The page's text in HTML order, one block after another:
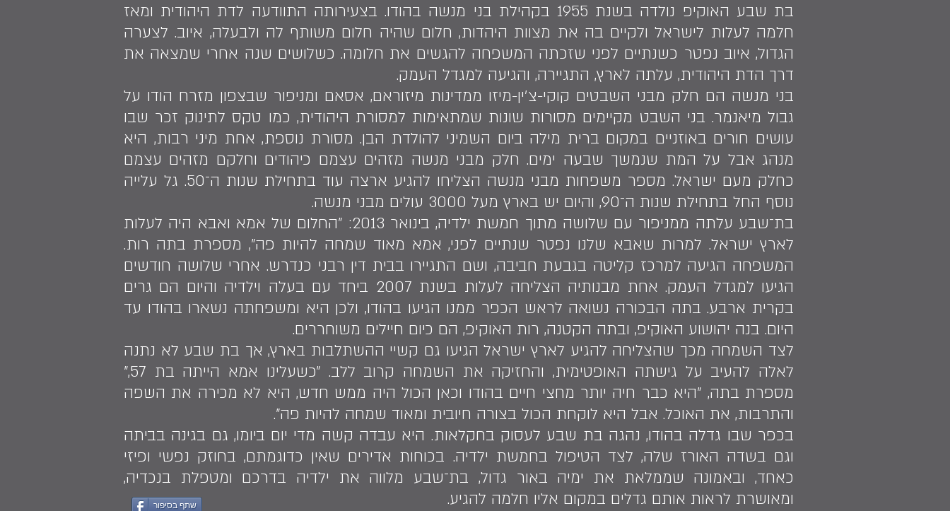
בת שבע האוקיפ נולדה בשנת 1955 בקהילת בני מנשה בהודו. בצעירותה התוודעה לדת היהודית ומאז
חלמה לעלות לישראל ולקיים בה את מצוות היהדות, חלום שהיה חלום משותף לה ולבעלה, איוב. לצערה
הגדול, איוב נפטר כשנתיים לפני שזכתה המשפחה להגשים את חלומה. כשלושים שנה אחרי שמצאה את
דרך הדת היהודית, עלתה לארץ, התגיירה, והגיעה למגדל העמק.
בני מנשה הם חלק מבני השבטים קוקי-צ׳ין-מיזו ממדינות מיזוראם, אסאם ומניפור שבצפון מזרח הודו על
גבול מיאנמר. בני השבט מקיימים מסורות שונות שמתאימות למסורת היהודית, כמו טקס לתינוק זכר שבו
עושים חורים באוזניים במקום ברית מילה ביום השמיני להולדת הבן. מסורת נוספת, אחת מיני רבות, היא
מנהג אבל על המת שנמשך שבעה ימים. חלק מבני מנשה מזהים עצמם כיהודים וחלקם מזהים עצמם
כחלק מעם ישראל. מספר משפחות מבני מנשה הצליחו להגיע ארצה עוד בתחילת שנות ה־50. גל עלייה
נוסף החל בתחילת שנות ה־90, והיום יש בארץ מעל 3000 עולים מבני מנשה.
בת־שבע עלתה ממניפור עם שלושה מתוך חמשת ילדיה, בינואר 2013: ״החלום של אמא ואבא היה לעלות
לארץ ישראל. למרות שאבא שלנו נפטר שנתיים לפני, אמא מאוד שמחה להיות פה״, מספרת בתה רות.
המשפחה הגיעה למרכז קליטה בגבעת חביבה, ושם התגיירו בבית דין רבני כנדרש. אחרי שלושה חודשים
הגיעו למגדל העמק. אחת מבנותיה הצליחה לעלות בשנת 2007 ביחד עם בעלה וילדיה והיום הם גרים
בקרית ארבע. בתה הבכורה נשואה לראש הכפר ממנו הגיעו בהודו, ולכן היא ומשפחתה נשארו בהודו עד
היום. בנה יהושוע האוקיפ, ובתה הקטנה, רות האוקיפ, הם כיום חיילים משוחררים.
לצד השמחה מכך שהצליחה להגיע לארץ ישראל הגיעו גם קשיי ההשתלבות בארץ, אך בת שבע לא נתנה
לאלה להעיב על גישתה האופטימית, והחזיקה את השמחה קרוב ללב. ״כשעלינו אמא הייתה בת 57,״
מספרת בתה, ״היא כבר חיה יותר מחצי חיים בהודו וכאן הכול היה ממש חדש, היא לא מכירה את השפה
והתרבות, את האוכל. אבל היא לוקחת הכול בצורה חיובית ומאוד שמחה להיות פה״.
בכפר שבו גדלה בהודו, נהגה בת שבע לעסוק בחקלאות. היא עבדה קשה מדי יום ביומו, גם בגינה בביתה
וגם בשדה האורז שלה, לצד הטיפול בחמשת ילדיה. בכוחות אדירים שאין כדוגמתם, בחוזק נפשי ופיזי
כאחד, ובאמונה שממלאת את ימיה באור גדול, בת־שבע מלווה את ילדיה בדרכם ומטפלת בנכדיה,
ומאושרת לראות אותם גדלים במקום אליו חלמה להגיע.
שתף בסיפור